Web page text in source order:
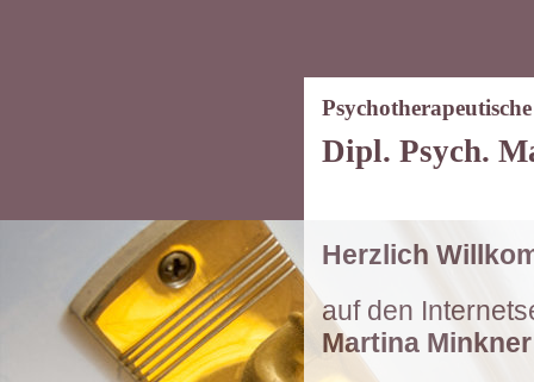
Dipl. Psych.
Herzlich
auf den
Martina Minkner